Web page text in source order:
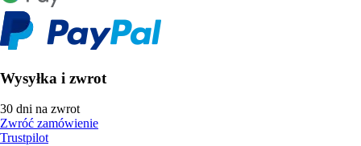
Wysyłka i zwrot
30 dni na zwrot
Zwróć zamówienie
Trustpilot